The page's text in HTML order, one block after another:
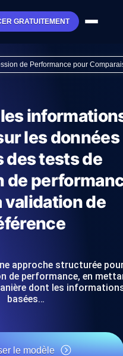
GRATUITEMENT
de Performance pour
les données
des tests de
de
validation de
approche structurée
de performance, en
dont les
basées…
le modèle